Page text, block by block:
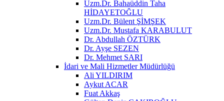
Uzm.Dr. Bahaüddin Taha
HİDAYETOĞLU
Uzm.Dr. Bülent ŞİMŞEK
Uzm.Dr. Mustafa KARABULUT
Dr. Abdullah ÖZTÜRK
Dr. Ayşe SEZEN
Dr. Mehmet SARI
İdari ve Mali Hizmetler Müdürlüğü
Ali YILDIRIM
Aykut ACAR
Fuat Akkaş